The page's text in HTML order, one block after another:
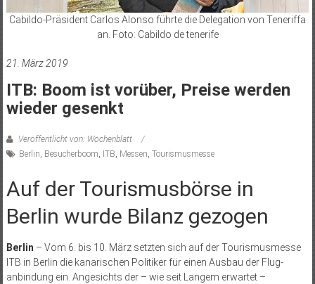
Cabildo-Präsident Carlos Alonso führte die Delegation von Teneriffa
an. Foto: Cabildo de tenerife
21. März 2019
ITB: Boom ist vorüber, Preise werden
wieder gesenkt
Veröffentlicht von: Wochenblatt
Berlin, Besucherboom, ITB, Messen, Tourismusmesse
Auf der Tourismusbörse in
Berlin wurde Bilanz gezogen
Berlin – Vom 6. bis 10. März setzten sich auf der Tourismusmesse
ITB in Berlin die kanarischen Politiker für einen Ausbau der Flug­
anbindung ein. Angesichts der – wie seit Langem erwartet –